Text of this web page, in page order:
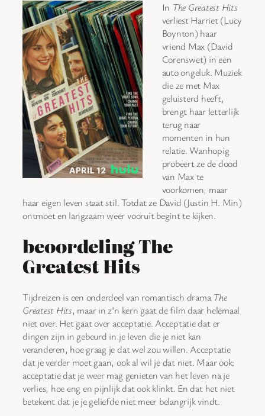
In The Greatest Hits
verliest Harriet (Lucy
Boynton) haar
vriend Max (David
Corenswet) in een
auto ongeluk. Muziek
die ze met Max
geluisterd heeft,
brengt haar letterlijk
terug naar
momenten in hun
relatie. Wanhopig
probeert ze de dood
van Max te
voorkomen, maar
haar eigen leven staat stil. Totdat ze David (Justin H. Min)
ontmoet en langzaam weer vooruit begint te kijken.
beoordeling The
Greatest Hits
Tijdreizen is een onderdeel van romantisch drama The
Greatest Hits, maar in z’n kern gaat de film daar helemaal
niet over. Het gaat over acceptatie. Acceptatie dat er
dingen zijn in gebeurd in je leven die je niet kan
veranderen, hoe graag je dat wel zou willen. Acceptatie
dat je verder moet gaan, ook al wil je dat niet. Maar ook:
acceptatie dat je weer mag genieten van het leven na je
verlies, hoe eng en pijnlijk dat ook klinkt. En dat het niet
betekent dat je je geliefde niet meer belangrijk vindt.